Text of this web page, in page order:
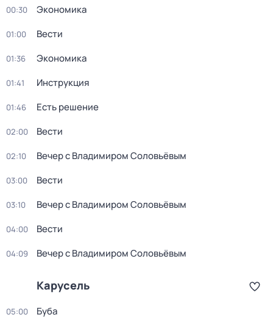
00:30 Экономика
01:00 Вести
01:36 Экономика
01:41 Инструкция
01:46 Есть решение
02:00 Вести
02:10 Вечер с Владимиром Соловьёвым
03:00 Вести
03:10 Вечер с Владимиром Соловьёвым
04:00 Вести
04:09 Вечер с Владимиром Соловьёвым
Карусель
05:00 Буба